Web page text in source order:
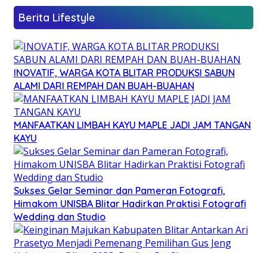
Berita Lifestyle
INOVATIF, WARGA KOTA BLITAR PRODUKSI SABUN
ALAMI DARI REMPAH DAN BUAH-BUAHAN
MANFAATKAN LIMBAH KAYU MAPLE JADI JAM TANGAN
KAYU
Sukses Gelar Seminar dan Pameran Fotografi,
Himakom UNISBA Blitar Hadirkan Praktisi Fotografi
Wedding dan Studio